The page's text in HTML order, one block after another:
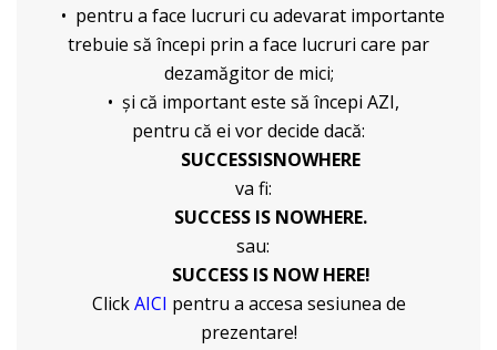
• pentru a face lucruri cu adevarat importante
trebuie să începi prin a face lucruri care par
dezamăgitor de mici;
• şi că important este să începi AZI,
pentru că ei vor decide dacă:
SUCCESSISNOWHERE
va fi:
SUCCESS IS NOWHERE.
sau:
SUCCESS IS NOW HERE!
ClickAICI pentru a accesa sesiunea de
prezentare!